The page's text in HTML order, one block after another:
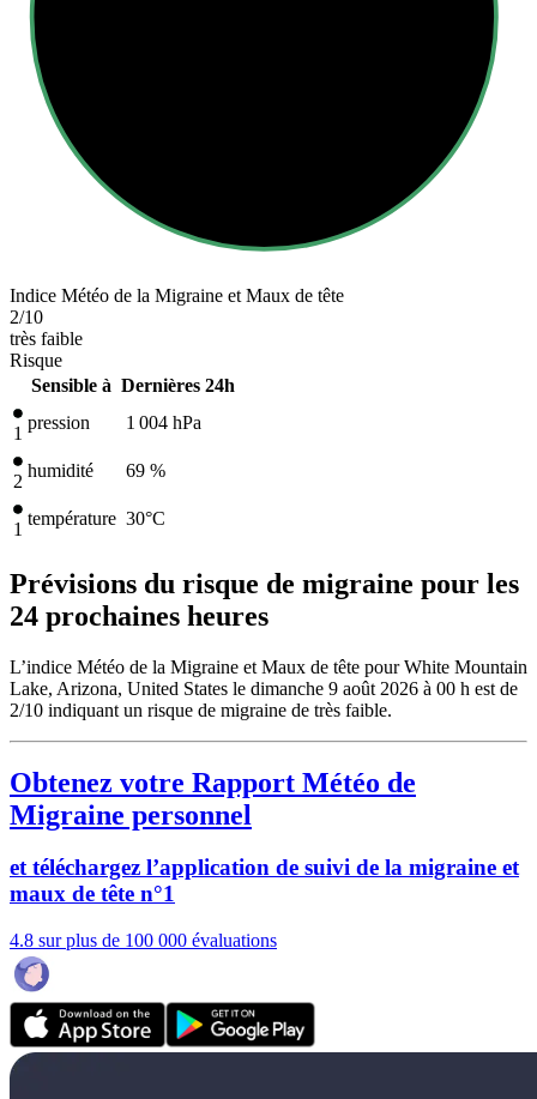
Indice Météo de la Migraine et Maux de tête
2/10
très faible
Risque
Sensible à Dernières 24h
1
pression 1 004 hPa
2
humidité 69 %
1
température 30°C
Prévisions du risque de migraine pour les
24 prochaines heures
L’indice Météo de la Migraine et Maux de tête pour White Mountain
Lake, Arizona, United States le dimanche 9 août 2026 à 00 h est de
2/10 indiquant un risque de migraine de très faible.
Obtenez votre Rapport Météo de
Migraine personnel
et téléchargez l’application de suivi de la migraine et
maux de tête n°1
4.8 sur plus de 100 000 évaluations